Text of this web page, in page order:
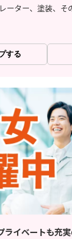
ーター、塗装、そ
する
ライベートも充